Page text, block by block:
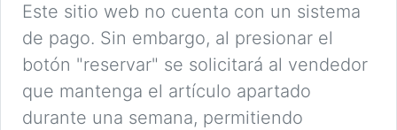
Este sitio web no cuenta con un sistema
de pago. Sin embargo, al presionar el
botón "reservar" se solicitará al vendedor
que mantenga el artículo apartado
durante una semana, permitiendo